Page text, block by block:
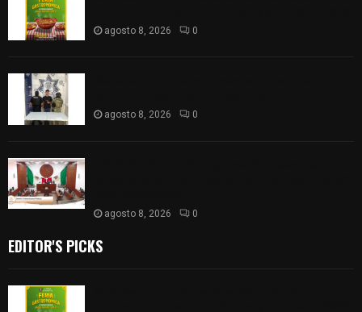
agosto 8, 2026 0
agosto 8, 2026 0
agosto 8, 2026 0
EDITOR'S PICKS